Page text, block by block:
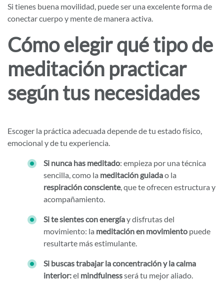
Si tienes buena movilidad, puede ser una excelente forma de
conectar cuerpo y mente de manera activa.
Cómo elegir qué tipo de
meditación practicar
según tus necesidades
Escoger la práctica adecuada depende de tu estado físico,
emocional y de tu experiencia.
Si nunca has meditado: empieza por una técnica
sencilla, como la meditación guiadao la
respiración consciente, que te ofrecen estructura y
acompañamiento.
Si te sientes con energíay disfrutas del
movimiento: la meditación en movimiento puede
resultarte más estimulante.
Si buscas trabajar la concentración y la calma
interior:el mindfulnessserá tu mejor aliado.